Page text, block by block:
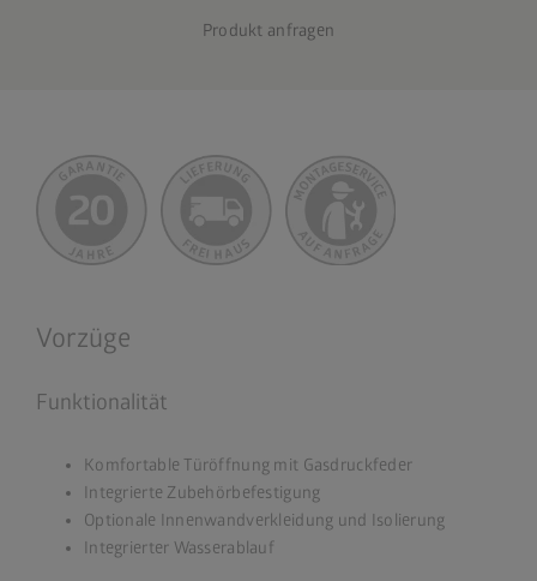
Produkt anfragen
Vorzüge
Funktionalität
Komfortable Türöffnung mit Gasdruckfeder
Integrierte Zubehörbefestigung
Optionale Innenwandverkleidung und Isolierung
Integrierter Wasserablauf